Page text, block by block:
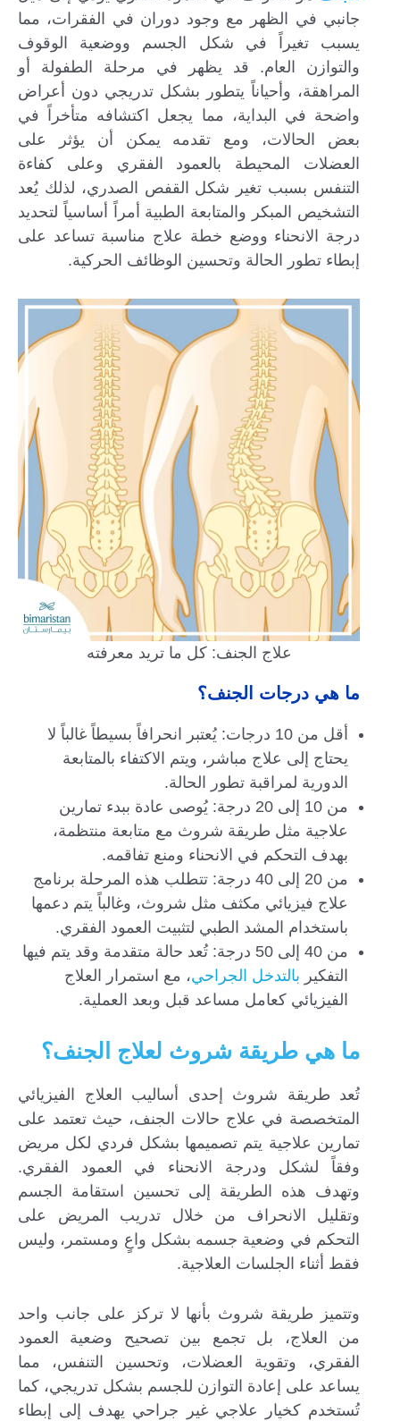
جانبي في الظهر مع وجود دوران في الفقرات، مما
يسبب تغيراً في شكل الجسم ووضعية الوقوف
والتوازن العام. قد يظهر في مرحلة الطفولة أو
المراهقة، وأحياناً يتطور بشكل تدريجي دون أعراض
واضحة في البداية، مما يجعل اكتشافه متأخراً في
بعض الحالات، ومع تقدمه يمكن أن يؤثر على
العضلات المحيطة بالعمود الفقري وعلى كفاءة
التنفس بسبب تغير شكل القفص الصدري، لذلك يُعد
التشخيص المبكر والمتابعة الطبية أمراً أساسياً لتحديد
درجة الانحناء ووضع خطة علاج مناسبة تساعد على
إبطاء تطور الحالة وتحسين الوظائف الحركية.
علاج الجنف: كل ما تريد معرفته
ما هي درجات الجنف؟
أقل من 10 درجات: يُعتبر انحرافاً بسيطاً غالباً لا
يحتاج إلى علاج مباشر، ويتم الاكتفاء بالمتابعة
الدورية لمراقبة تطور الحالة.
من 10 إلى 20 درجة: يُوصى عادة ببدء تمارين
علاجية مثل طريقة شروث مع متابعة منتظمة،
بهدف التحكم في الانحناء ومنع تفاقمه.
من 20 إلى 40 درجة: تتطلب هذه المرحلة برنامج
علاج فيزيائي مكثف مثل شروث، وغالباً يتم دعمها
باستخدام المشد الطبي لتثبيت العمود الفقري.
من 40 إلى 50 درجة: تُعد حالة متقدمة وقد يتم فيها
التفكير بالتدخل الجراحي، مع استمرار العلاج
الفيزيائي كعامل مساعد قبل وبعد العملية.
ما هي طريقة شروث لعلاج الجنف؟
تُعد طريقة شروث إحدى أساليب العلاج الفيزيائي
المتخصصة في علاج حالات الجنف، حيث تعتمد على
تمارين علاجية يتم تصميمها بشكل فردي لكل مريض
وفقاً لشكل ودرجة الانحناء في العمود الفقري.
وتهدف هذه الطريقة إلى تحسين استقامة الجسم
وتقليل الانحراف من خلال تدريب المريض على
التحكم في وضعية جسمه بشكل واعٍ ومستمر، وليس
فقط أثناء الجلسات العلاجية.
وتتميز طريقة شروث بأنها لا تركز على جانب واحد
من العلاج، بل تجمع بين تصحيح وضعية العمود
الفقري، وتقوية العضلات، وتحسين التنفس، مما
يساعد على إعادة التوازن للجسم بشكل تدريجي، كما
تُستخدم كخيار علاجي غير جراحي يهدف إلى إبطاء